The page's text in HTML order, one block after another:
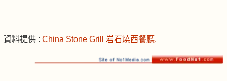
資料提供 : China Stone Grill 岩石燒西餐廳.